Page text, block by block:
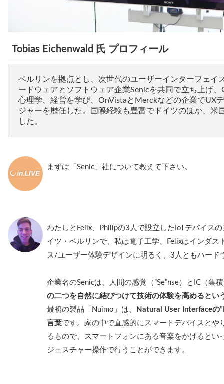
Tobias Eichenwald 氏 プロフィール
ベルリンを拠点とし、次世代のユーザーインターフェイ
ードウェアとソフトウェア企業Senicを共同で立ち上げ
心理学、経営を学び、OnVistaとMerckなどの企業でUX
ジャーを歴任した。国際経験も豊富でドイツのほか、米
した。
まずは「Senic」社について教えて下さい。
わたしとFelix、Philipの3人で設立したIoTデバイス
イツ・ベルリンで、私は電子工学、Felixはインダ
ス/ユーザー体験デザインに明るく、3人ともハード
企業名のSenicは、人間の感覚（”Se”nse）とIC（集
の二つを自然に結びつけて技術の体験を高めるとい
最初の製品「Nuimo」は、
Natural User Interfaceの
言葉です。家の中で直感的にスマートデバイスとや
るもので、スマートフォンにある音楽をかけるとい
ジェスチャー操作で行うことができます。